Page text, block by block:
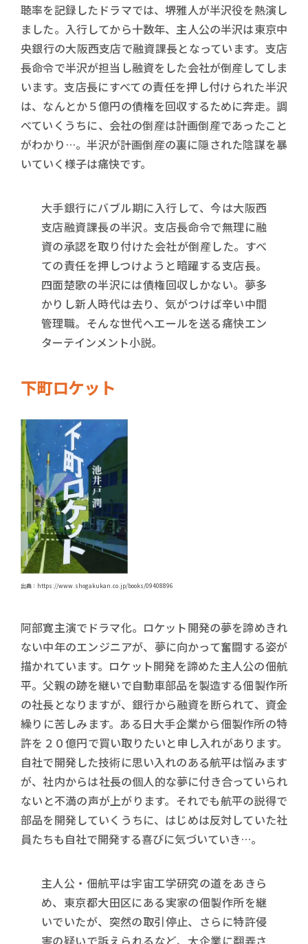
聴率を記録したドラマでは、堺雅人が半沢役を熱演し
ました。入行してから十数年、主人公の半沢は東京中
央銀行の大阪西支店で融資課長となっています。支店
長命令で半沢が担当し融資をした会社が倒産してしま
います。支店長にすべての責任を押し付けられた半沢
は、なんとか５億円の債権を回収するために奔走。調
べていくうちに、会社の倒産は計画倒産であったこと
がわかり…。半沢が計画倒産の裏に隠された陰謀を暴
いていく様子は痛快です。
大手銀行にバブル期に入行して、今は大阪西
支店融資課長の半沢。支店長命令で無理に融
資の承認を取り付けた会社が倒産した。すべ
ての責任を押しつけようと暗躍する支店長。
四面楚歌の半沢には債権回収しかない。夢多
かりし新人時代は去り、気がつけば辛い中間
管理職。そんな世代へエールを送る痛快エン
ターテインメント小説。
下町ロケット
出典：https://www.shogakukan.co.jp/books/09408896
阿部寛主演でドラマ化。ロケット開発の夢を諦めきれ
ない中年のエンジニアが、夢に向かって奮闘する姿が
描かれています。ロケット開発を諦めた主人公の佃航
平。父親の跡を継いで自動車部品を製造する佃製作所
の社長となりますが、銀行から融資を断られて、資金
繰りに苦しみます。ある日大手企業から佃製作所の特
許を２０億円で買い取りたいと申し入れがあります。
自社で開発した技術に思い入れのある航平は悩みます
が、社内からは社長の個人的な夢に付き合っていられ
ないと不満の声が上がります。それでも航平の説得で
部品を開発していくうちに、はじめは反対していた社
員たちも自社で開発する喜びに気づいていき…。
主人公・佃航平は宇宙工学研究の道をあきら
め、東京都大田区にある実家の佃製作所を継
いでいたが、突然の取引停止、さらに特許侵
害の疑いで訴えられるなど、大企業に翻弄さ